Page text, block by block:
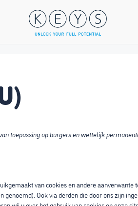
toepassing op burgers en wettelijk
van cookies en andere aanverwante
Ook via derden die door ons zijn